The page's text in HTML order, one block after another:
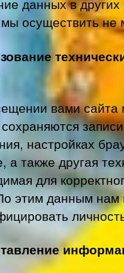
данных в
осуществить не
вами сайта
настройках
а также другая
для
этим данным нам